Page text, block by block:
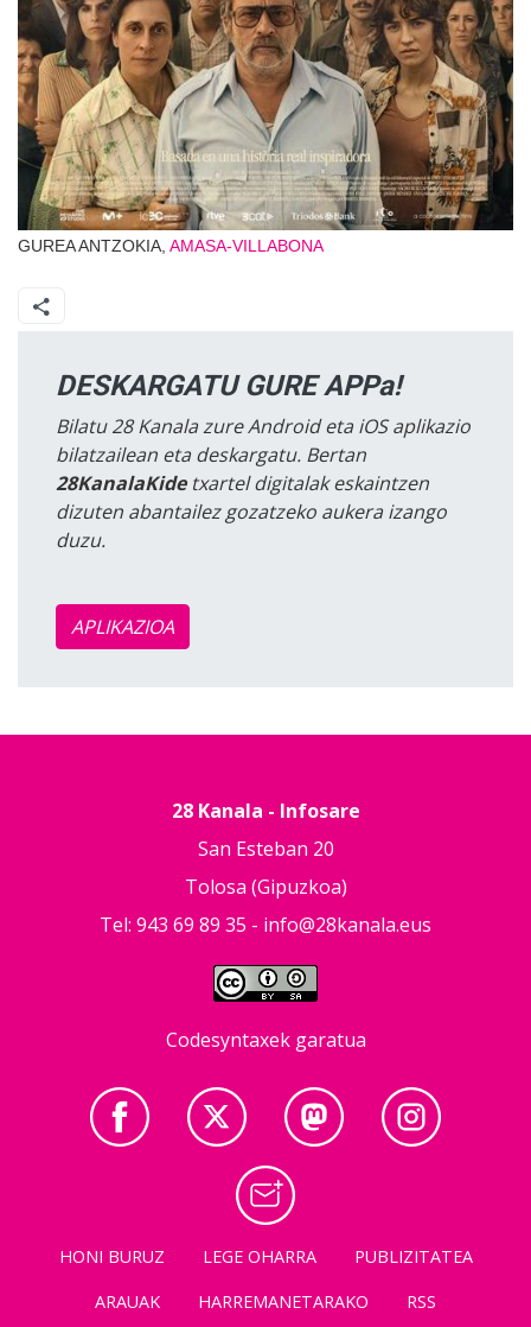
GUREA ANTZOKIA, AMASA-VILLABONA
DESKARGATU GURE APPa!
Bilatu 28 Kanala zure Android eta iOS aplikazio
bilatzailean eta deskargatu. Bertan
28KanalaKidetxartel digitalak eskaintzen
dizuten abantailez gozatzeko aukera izango
duzu.
APLIKAZIOA
28 Kanala - Infosare
San Esteban 20
Tolosa (Gipuzkoa)
Tel: 943 69 89 35 - info@28kanala.eus
Codesyntaxek garatua
HONI BURUZ LEGE OHARRA
PUBLIZITATEA
ARAUAK
HARREMANETARAKO RSS